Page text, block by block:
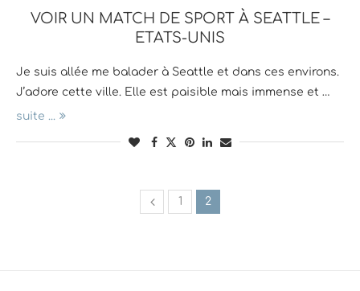
VOIR UN MATCH DE SPORT À SEATTLE –
ETATS-UNIS
Je suis allée me balader à Seattle et dans ces environs.
J’adore cette ville. Elle est paisible mais immense et …
suite ...
1 2